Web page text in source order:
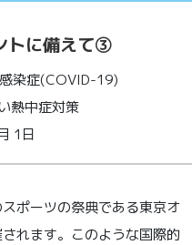
トに備えて③
染症(COVID-19)
熱中症対策
1日
ポーツの祭典である東京オ
れます。このような国際的